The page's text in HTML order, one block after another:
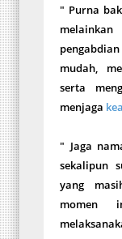
" Purna
mudah,
serta
menjaga
" Jaga
sekalipun
yang
momen